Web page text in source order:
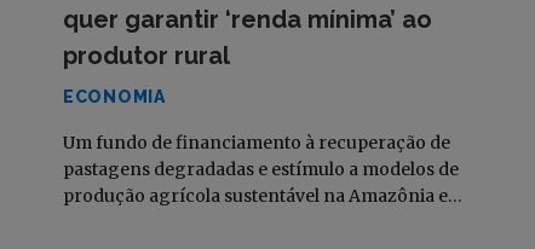
quer garantir ‘renda mínima’ ao
produtor rural
ECONOMIA
Um fundo de financiamento à recuperação de
pastagens degradadas e estímulo a modelos de
produção agrícola sustentável na Amazônia e…